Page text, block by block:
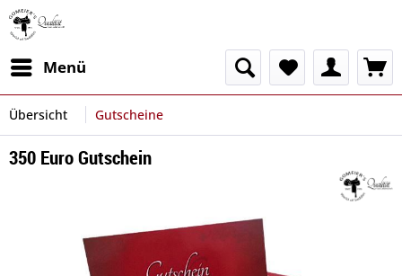
Menü
Übersicht Gutscheine
350 Euro Gutschein